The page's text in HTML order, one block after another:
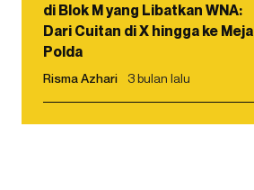
di Blok M yang Libatkan WNA:
Dari Cuitan di X hingga ke Meja
Polda
Risma Azhari 3 bulan lalu